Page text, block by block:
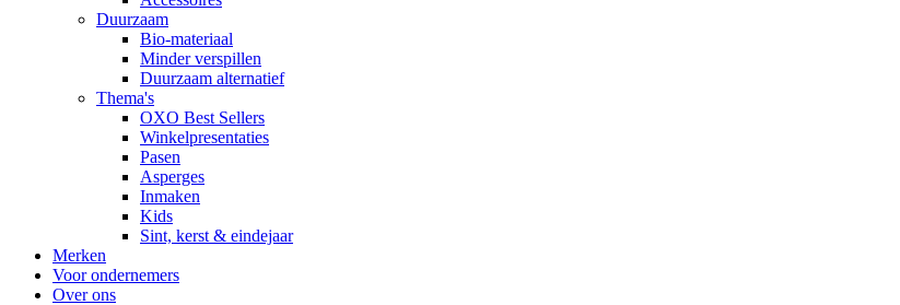
Duurzaam
Bio-materiaal
Minder verspillen
Duurzaam alternatief
Thema's
OXO Best Sellers
Winkelpresentaties
Pasen
Asperges
Inmaken
Kids
Sint, kerst & eindejaar
Merken
Voor ondernemers
Over ons